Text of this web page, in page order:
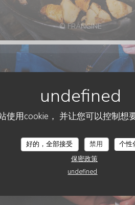
使用cookie， 并让您可以控制想
好的，全部接受 禁用
个性
保密政策
undefined
© FRANGINE
© FRANGINE